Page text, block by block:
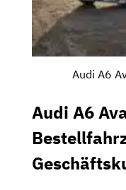
Audi A6
Audi A6